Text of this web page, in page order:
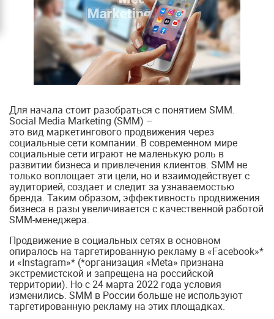
Для начала стоит разобраться с понятием SMM.
Social Media Marketing (SMM) –
это вид маркетингового продвижения через
социальные сети компании. В современном мире
социальные сети играют не маленькую роль в
развитии бизнеса и привлечения клиентов. SMM не
только воплощает эти цели, но и взаимодействует с
аудиторией, создает и следит за узнаваемостью
бренда. Таким образом, эффективность продвижения
бизнеса в разы увеличивается с качественной работой
SMM-менеджера.
Продвижение в социальных сетях в основном
опиралось на таргетированную рекламу в «Facebook»*
и «Instagram»* (*организация «Meta» признана
экстремистской и запрещена на российской
территории). Но с 24 марта 2022 года условия
изменились. SMM в России больше не используют
таргетированную рекламу на этих площадках.